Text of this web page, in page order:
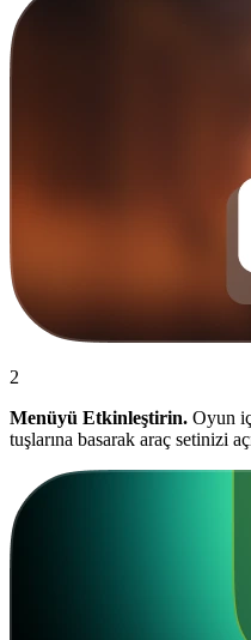
2
Menüyü Etkinleştirin. Oyun
tuşlarına basarak araç setinizi